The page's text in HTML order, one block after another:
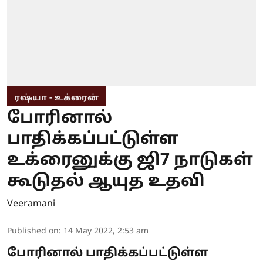
ரஷ்யா - உக்ரைன்
போரினால்
பாதிக்கப்பட்டுள்ள
உக்ரைனுக்கு ஜி7 நாடுகள்
கூடுதல் ஆயுத உதவி
Veeramani
Published on: 14 May 2022, 2:53 am
போரினால் பாதிக்கப்பட்டுள்ள